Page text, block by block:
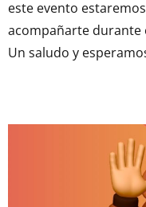
este evento
acompañarte durante
Un saludo y